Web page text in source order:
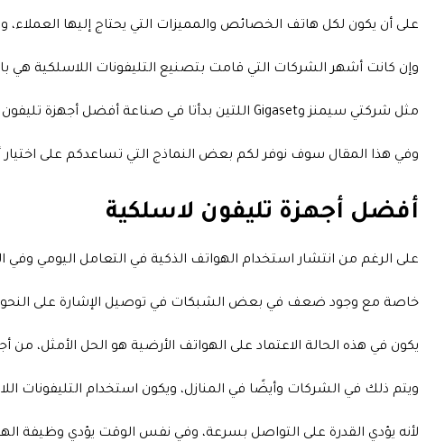
على أن يكون لكل هاتف الخصائص والمميزات التي يحتاج إليها
وإن كانت أشهر الشركات التي قامت بتصنيع التليفونات اللاسلكية هي
مثل شركتي سيمنز وGigaset اللتين بدأتا في صناعة أفضل أجهزة تليفون لاسلكية متوفر بها معظم المميزات التي يمكن احتياجها في التليفون.
وفي هذا المقال سوف نوفر لكم بعض النماذج التي تساعدكم على اختيار
أفضل أجهزة تليفون لاسلكية
على الرغم من انتشار استخدام الهواتف الذكية في التعامل اليومي وفي
خاصة مع وجود ضعف في بعض الشبكات في توصيل الإشارة على النحو
يكون في هذه الحالة الاعتماد على الهواتف الأرضية هو الحل الأمثل، من
ويتم ذلك في الشركات وأيضًا في المنازل، ويكون استخدام التليفونات
لأنه يؤدي القدرة على التواصل بسرعة، وفي نفس الوقت يؤدي وظيفة